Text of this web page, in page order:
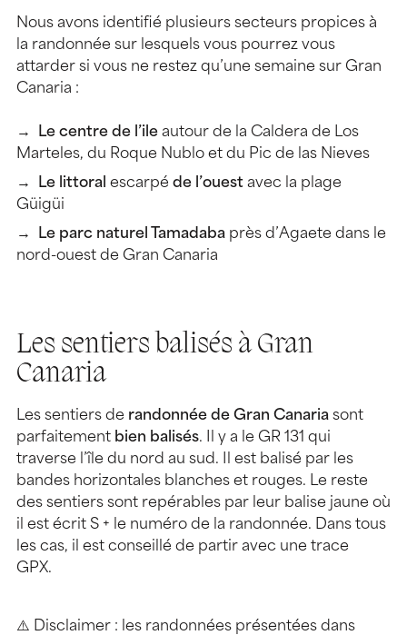
Nous avons identifié plusieurs secteurs propices à
la randonnée sur lesquels vous pourrez vous
attarder si vous ne restez qu’une semaine sur Gran
Canaria :
Le centre de l’ile autour de la Caldera de Los
Marteles, du Roque Nublo et du Pic de las Nieves
Le littoral escarpé de l’ouest avec la plage
Güigüi
Le parc naturel Tamadaba près d’Agaete dans le
nord-ouest de Gran Canaria
Les sentiers balisés à Gran
Canaria
Les sentiers de randonnée de Gran Canaria sont
parfaitement bien balisés. Il y a le GR 131 qui
traverse l’île du nord au sud. Il est balisé par les
bandes horizontales blanches et rouges. Le reste
des sentiers sont repérables par leur balise jaune où
il est écrit S + le numéro de la randonnée. Dans tous
les cas, il est conseillé de partir avec une trace
GPX.
⚠️ Disclaimer : les randonnées présentées dans